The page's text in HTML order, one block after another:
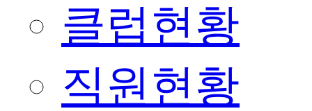
클럽현황
직원현황